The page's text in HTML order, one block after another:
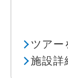
ツアー
施設詳